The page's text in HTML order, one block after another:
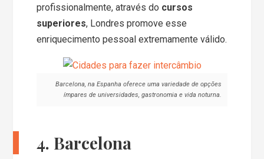
profissionalmente, através do cursos
superiores, Londres promove esse
enriquecimento pessoal extremamente válido.
Barcelona, na Espanha oferece uma variedade de opções
ímpares de universidades, gastronomia e vida noturna.
4. Barcelona